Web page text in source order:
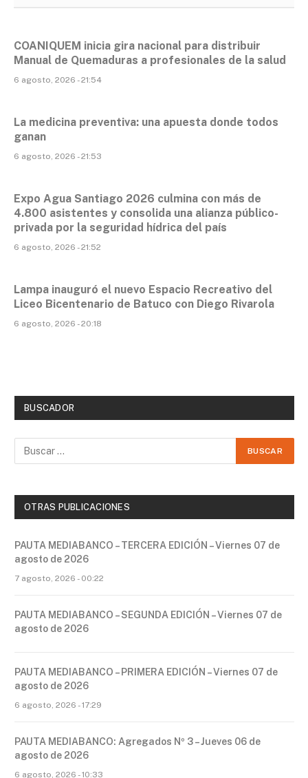
COANIQUEM inicia gira nacional para distribuir
Manual de Quemaduras a profesionales de la salud
6 agosto, 2026 - 21:54
La medicina preventiva: una apuesta donde todos
ganan
6 agosto, 2026 - 21:53
Expo Agua Santiago 2026 culmina con más de
4.800 asistentes y consolida una alianza público-
privada por la seguridad hídrica del país
6 agosto, 2026 - 21:52
Lampa inauguró el nuevo Espacio Recreativo del
Liceo Bicentenario de Batuco con Diego Rivarola
6 agosto, 2026 - 20:18
BUSCADOR
OTRAS PUBLICACIONES
PAUTA MEDIABANCO – TERCERA EDICIÓN – Viernes 07 de
agosto de 2026
7 agosto, 2026 - 00:22
PAUTA MEDIABANCO – SEGUNDA EDICIÓN – Viernes 07 de
agosto de 2026
PAUTA MEDIABANCO – PRIMERA EDICIÓN – Viernes 07 de
agosto de 2026
6 agosto, 2026 - 17:29
PAUTA MEDIABANCO: Agregados Nº 3 – Jueves 06 de
agosto de 2026
6 agosto, 2026 - 10:33